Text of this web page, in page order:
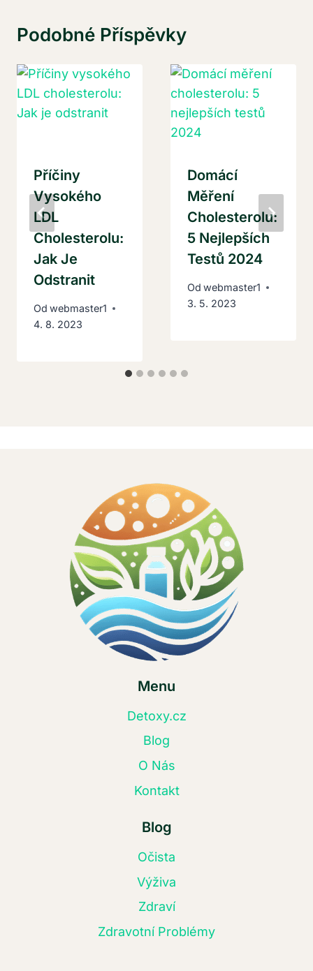
Podobné Příspěvky
Příčiny
Vysokého
LDL
Cholesterolu:
Jak Je
Odstranit
Od webmaster1
4. 8. 2023
Domácí
Měření
Cholesterolu:
5 Nejlepších
Testů 2024
Od webmaster1
3. 5. 2023
Menu
Detoxy.cz
Blog
O Nás
Kontakt
Blog
Očista
Výživa
Zdraví
Zdravotní Problémy